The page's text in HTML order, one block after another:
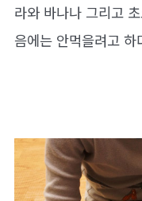
라와 바나나 그리고
음에는 안먹을려고